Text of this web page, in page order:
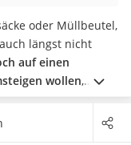
oder Müllbeutel,
längst nicht
auf einen
wollen,
Vergleichstabelle